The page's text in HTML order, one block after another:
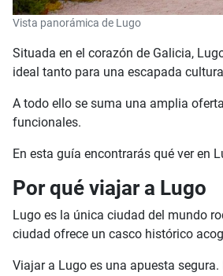
Vista panorámica de Lugo
Situada en el corazón de Galicia,
ideal tanto para una escapada
A todo ello se suma una amplia
funcionales.
En esta guía encontrarás qué ver en
Por qué viajar a Lugo
Lugo es la única ciudad del mundo
ciudad ofrece un casco histórico
Viajar a Lugo es una apuesta